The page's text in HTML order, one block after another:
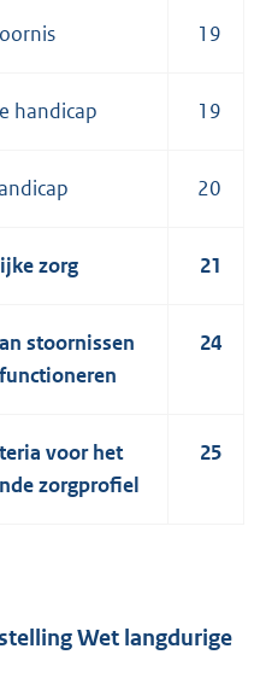
19
handicap 19
20
zorg 21
stoornissen
24
voor het
zorgprofiel
25
Wet langdurige